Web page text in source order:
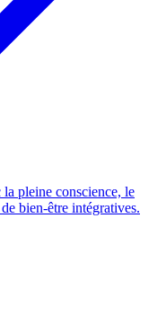
pleine conscience, le
bien-être intégratives.